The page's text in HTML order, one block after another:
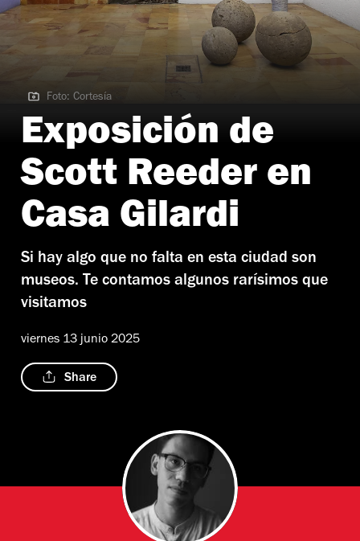
Foto: Cortesía
Foto: Cortesía
Exposición de
Scott Reeder en
Casa Gilardi
Si hay algo que no falta en esta ciudad son
museos. Te contamos algunos rarísimos que
visitamos
viernes 13 junio 2025
Share